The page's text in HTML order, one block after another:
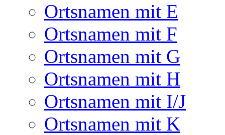
Ortsnamen mit E
Ortsnamen mit F
Ortsnamen mit G
Ortsnamen mit H
Ortsnamen mit I/J
Ortsnamen mit K